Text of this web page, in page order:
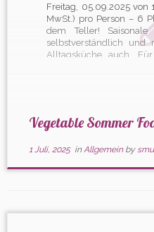
Freitag, 05.09.2025 von
MwSt.) pro Person – 6
dem Teller!
selbstverständlich und
Alltagsküche auch.
Vegetable Sommer
1 Juli, 2025inAllgemein by